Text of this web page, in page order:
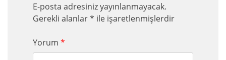
E-posta adresiniz yayınlanmayacak.
Gerekli alanlar* ile işaretlenmişlerdir
Yorum *